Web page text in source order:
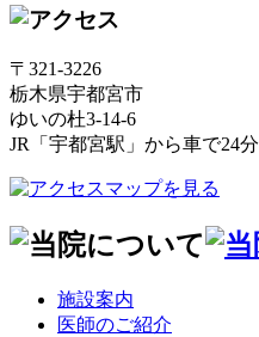
〒321-3226
栃木県宇都宮市
ゆいの杜3-14-6
JR「宇都宮駅」から車で24分
施設案内
医師のご紹介